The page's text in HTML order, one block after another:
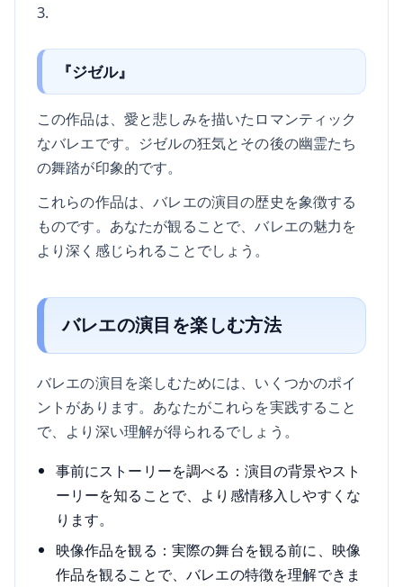
3.
『ジゼル』
この作品は、愛と悲しみを描いたロマンティック
なバレエです。ジゼルの狂気とその後の幽霊たち
の舞踏が印象的です。
これらの作品は、バレエの演目の歴史を象徴する
ものです。あなたが観ることで、バレエの魅力を
より深く感じられることでしょう。
バレエの演目を楽しむ方法
バレエの演目を楽しむためには、いくつかのポイ
ントがあります。あなたがこれらを実践すること
で、より深い理解が得られるでしょう。
事前にストーリーを調べる：演目の背景やスト
ーリーを知ることで、より感情移入しやすくな
ります。
映像作品を観る：実際の舞台を観る前に、映像
作品を観ることで、バレエの特徴を理解できま